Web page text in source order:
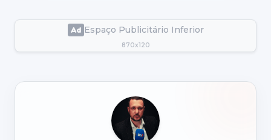
Espaço Publicitário Inferior
870x120